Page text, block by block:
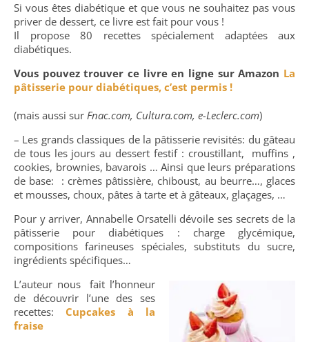
Si vous êtes diabétique et que vous ne souhaitez pas vous
priver de dessert, ce livre est fait pour vous !
Il propose 80 recettes spécialement adaptées aux
diabétiques.
Vous pouvez trouver ce livre en ligne sur Amazon La
pâtisserie pour diabétiques, c’est permis !
(mais aussi sur Fnac.com, Cultura.com, e-Leclerc.com)
– Les grands classiques de la pâtisserie revisités: du gâteau
de tous les jours au dessert festif : croustillant, muffins ,
cookies, brownies, bavarois … Ainsi que leurs préparations
de base: : crèmes pâtissière, chiboust, au beurre…, glaces
et mousses, choux, pâtes à tarte et à gâteaux, glaçages, …
Pour y arriver, Annabelle Orsatelli dévoile ses secrets de la
pâtisserie pour diabétiques : charge glycémique,
compositions farineuses spéciales, substituts du sucre,
ingrédients spécifiques…
L’auteur nous fait l’honneur
de découvrir l’une des ses
recettes: Cupcakes à la
fraise